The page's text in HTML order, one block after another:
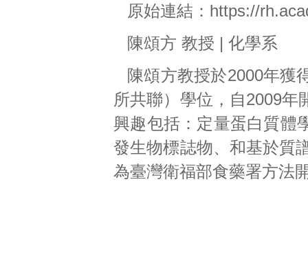
原始連結： https://
陳頌方 教授 | 化學系
陳頌方教授於2000年獲
所共聯）學位，自2009年
興趣包括：定量蛋白質體
發生物標誌物、和基於質
為臺灣衛福部食藥署方法